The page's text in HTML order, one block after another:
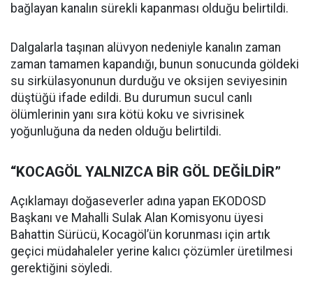
bağlayan kanalın sürekli kapanması olduğu belirtildi.
Dalgalarla taşınan alüvyon nedeniyle kanalın zaman
zaman tamamen kapandığı, bunun sonucunda göldeki
su sirkülasyonunun durduğu ve oksijen seviyesinin
düştüğü ifade edildi. Bu durumun sucul canlı
ölümlerinin yanı sıra kötü koku ve sivrisinek
yoğunluğuna da neden olduğu belirtildi.
“KOCAGÖL YALNIZCA BİR GÖL DEĞİLDİR”
Açıklamayı doğaseverler adına yapan EKODOSD
Başkanı ve Mahalli Sulak Alan Komisyonu üyesi
Bahattin Sürücü, Kocagöl’ün korunması için artık
geçici müdahaleler yerine kalıcı çözümler üretilmesi
gerektiğini söyledi.